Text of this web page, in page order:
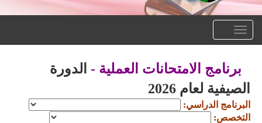
navigation
برنامج الامتحانات العملية - الدورة
الصيفية لعام 2026
البرنامج الدراسي:
التخصص: